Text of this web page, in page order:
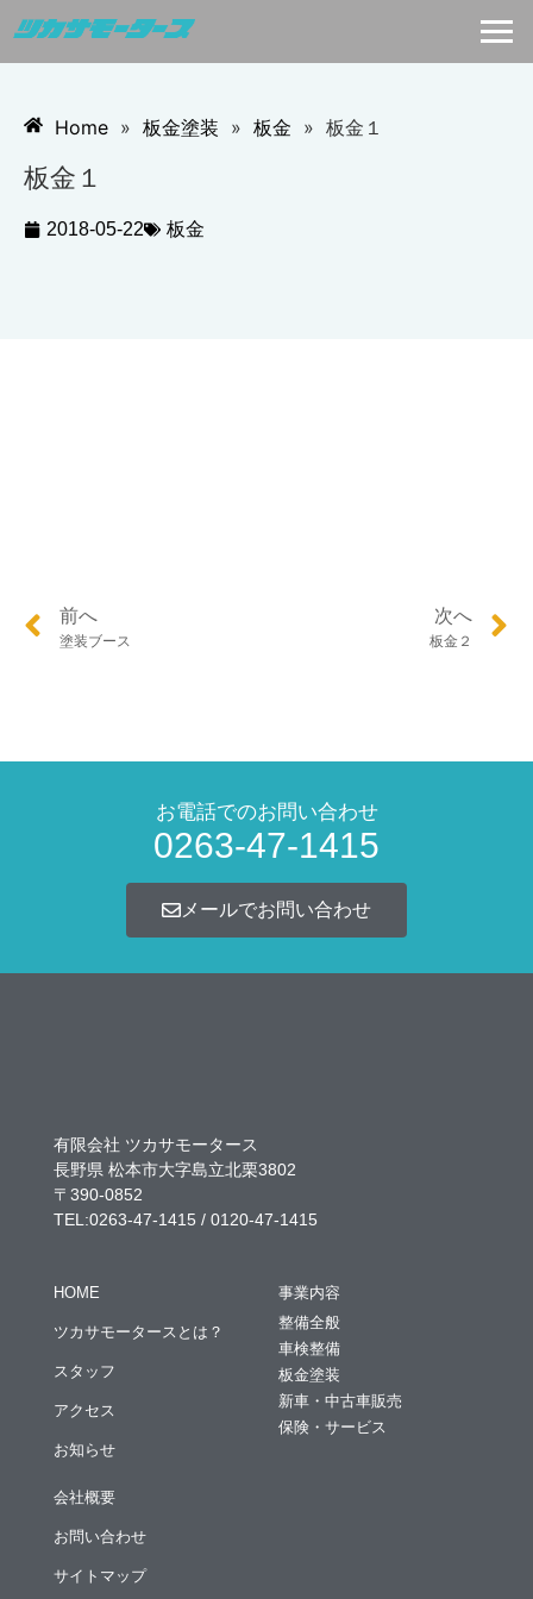
Home » 板金塗装 » 板金 » 板金１
板金１
2018-05-22 板金
前へ
塗装ブース
次へ
板金２
お電話でのお問い合わせ
0263-47-1415
メールでお問い合わせ
有限会社 ツカサモータース
長野県 松本市大字島立北栗3802
〒390-0852
TEL:0263-47-1415 / 0120-47-1415
HOME
ツカサモータースとは？
スタッフ
アクセス
お知らせ
事業内容
整備全般
車検整備
板金塗装
新車・中古車販売
保険・サービス
会社概要
お問い合わせ
サイトマップ